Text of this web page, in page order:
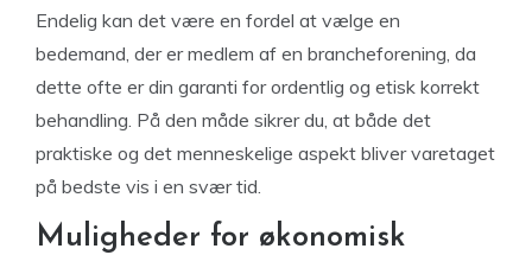
Endelig kan det være en fordel at vælge en
bedemand, der er medlem af en brancheforening, da
dette ofte er din garanti for ordentlig og etisk korrekt
behandling. På den måde sikrer du, at både det
praktiske og det menneskelige aspekt bliver varetaget
på bedste vis i en svær tid.
Muligheder for økonomisk